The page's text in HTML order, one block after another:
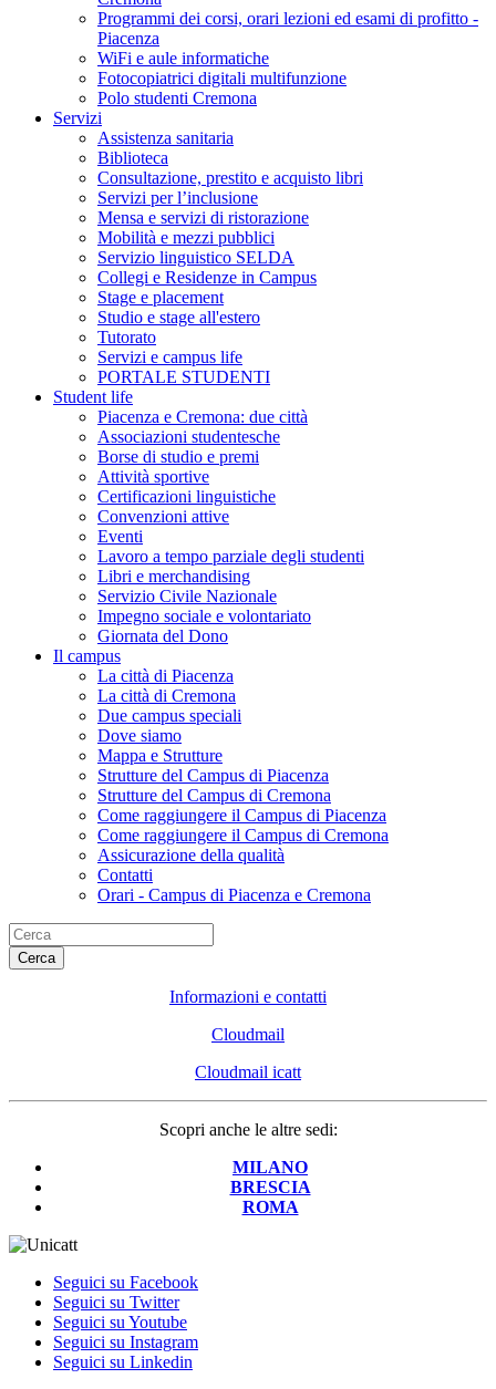
Programmi dei corsi, orari lezioni ed esami di profitto -
Piacenza
WiFi e aule informatiche
Fotocopiatrici digitali multifunzione
Polo studenti Cremona
Servizi
Assistenza sanitaria
Biblioteca
Consultazione, prestito e acquisto libri
Servizi per l’inclusione
Mensa e servizi di ristorazione
Mobilità e mezzi pubblici
Servizio linguistico SELDA
Collegi e Residenze in Campus
Stage e placement
Studio e stage all'estero
Tutorato
Servizi e campus life
PORTALE STUDENTI
Student life
Piacenza e Cremona: due città
Associazioni studentesche
Borse di studio e premi
Attività sportive
Certificazioni linguistiche
Convenzioni attive
Eventi
Lavoro a tempo parziale degli studenti
Libri e merchandising
Servizio Civile Nazionale
Impegno sociale e volontariato
Giornata del Dono
Il campus
La città di Piacenza
La città di Cremona
Due campus speciali
Dove siamo
Mappa e Strutture
Strutture del Campus di Piacenza
Strutture del Campus di Cremona
Come raggiungere il Campus di Piacenza
Come raggiungere il Campus di Cremona
Assicurazione della qualità
Contatti
Orari - Campus di Piacenza e Cremona
Cerca
Informazioni e contatti
Cloudmail
Cloudmail icatt
Scopri anche le altre sedi:
MILANO
BRESCIA
ROMA
Seguici su Facebook
Seguici su Twitter
Seguici su Youtube
Seguici su Instagram
Seguici su Linkedin